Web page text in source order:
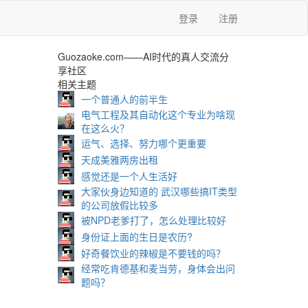
登录 注册
Guozaoke.com——AI时代的真人交流分
享社区
相关主题
一个普通人的前半生
电气工程及其自动化这个专业为啥现
在这么火？
运气、选择、努力哪个更重要
天成美雅两房出租
感觉还是一个人生活好
大家伙身边知道的 武汉哪些搞IT类型
的公司放假比较多
被NPD老爹打了，怎么处理比较好
身份证上面的生日是农历?
好奇餐饮业的辣椒是不要钱的吗？
经常吃肯德基和麦当劳，身体会出问
题吗？